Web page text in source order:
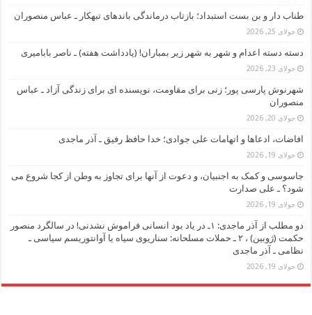
طناب دار و بن بست استبداد؛ بازتاب درماندگی باندهای تبهکار ـ عباس منصوران
جولای 25, 2026
دسته دسته اعدام و شهر به شهر زیر بمباران! (یادداشت هفته) ـ ناصر بابامیری
جولای 23, 2026
شهرنوش پارسی پور؛ زنی برای مقاومت، نویسنده ای برای زندگی آزاد ـ عباس
منصوران
جولای 20, 2026
افاضات، ادعاها و اتهامات علی جوادی؛ خدا حافظ رفیق ـ آذر ماجدی
جولای 19, 2026
جاسوسی و کمک به اجنبیان، و دعوت از آنها برای تجاوز به وطن از کجا شروع می
شود؟ ـ علی صدارت
جولای 19, 2026
دو مطلب از آذر ماجدی: ۱ـ در یاد بود انسانی فراموش نشدنی! در سالگرد منصور
حکمت (ژوبین) ، ۲ ـ حملات مسلحانه: سناریوی سیاه یا آوانتوریسم سیاسی ـ
نظامی ـ آذر ماجدی
جولای 19, 2026